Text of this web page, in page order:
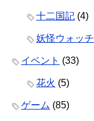
十二国記 (4)
妖怪ウォッチ
イベント (33)
花火 (5)
ゲーム (85)